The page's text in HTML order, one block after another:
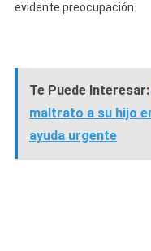
evidente preocupación.
Te Puede Interesar:
maltrato a su hijo
ayuda urgente